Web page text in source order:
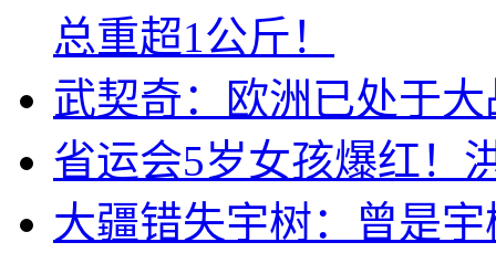
总重超1公斤！
武契奇：欧洲已处于
省运会5岁女孩爆红！
大疆错失宇树：曾是